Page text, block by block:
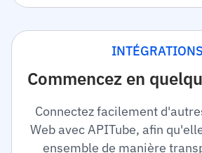
INTÉGRATIONS
Commencez en
Connectez facilement
Web avec APITube, afin
ensemble de manière